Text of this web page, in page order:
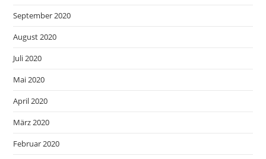
September 2020
August 2020
Juli 2020
Mai 2020
April 2020
März 2020
Februar 2020